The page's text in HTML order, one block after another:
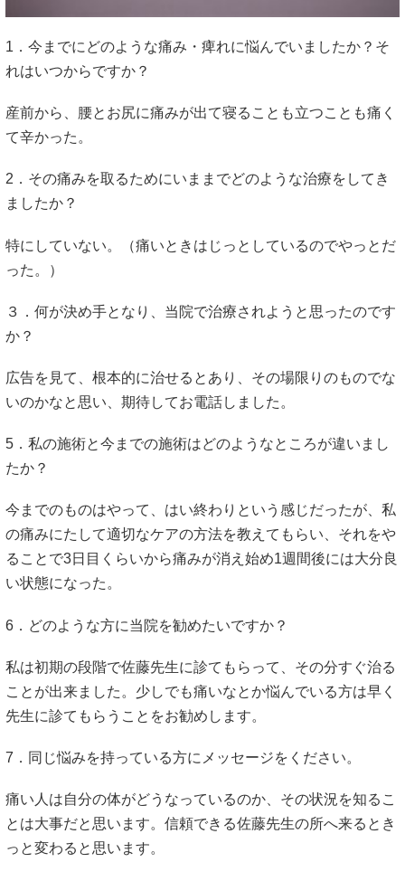
1．今までにどのような痛み・痺れに悩んでいましたか？そ
れはいつからですか？
産前から、腰とお尻に痛みが出て寝ることも立つことも痛く
て辛かった。
2．その痛みを取るためにいままでどのような治療をしてき
ましたか？
特にしていない。（痛いときはじっとしているのでやっとだ
った。）
３．何が決め手となり、当院で治療されようと思ったのです
か？
広告を見て、根本的に治せるとあり、その場限りのものでな
いのかなと思い、期待してお電話しました。
5．私の施術と今までの施術はどのようなところが違いまし
たか？
今までのものはやって、はい終わりという感じだったが、私
の痛みにたして適切なケアの方法を教えてもらい、それをや
ることで3日目くらいから痛みが消え始め1週間後には大分良
い状態になった。
6．どのような方に当院を勧めたいですか？
私は初期の段階で佐藤先生に診てもらって、その分すぐ治る
ことが出来ました。少しでも痛いなとか悩んでいる方は早く
先生に診てもらうことをお勧めします。
7．同じ悩みを持っている方にメッセージをください。
痛い人は自分の体がどうなっているのか、その状況を知るこ
とは大事だと思います。信頼できる佐藤先生の所へ来るとき
っと変わると思います。